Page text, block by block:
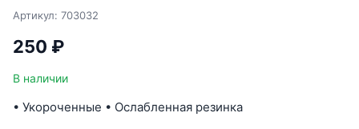
Артикул: 703032
250 ₽
В наличии
• Укороченные • Ослабленная резинка